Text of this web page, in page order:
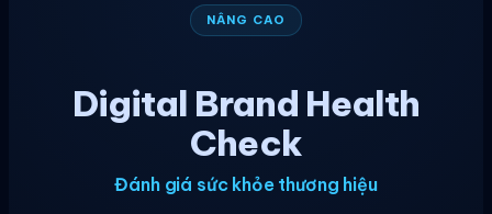
NÂNG CAO
Digital Brand Health
Check
Đánh giá sức khỏe thương hiệu